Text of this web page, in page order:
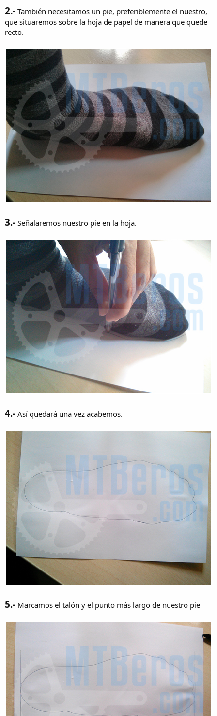
2.- También necesitamos un pie, preferiblemente el nuestro,
que situaremos sobre la hoja de papel de manera que quede
recto.
3.- Señalaremos nuestro pie en la hoja.
4.- Así quedará una vez acabemos.
5.- Marcamos el talón y el punto más largo de nuestro pie.